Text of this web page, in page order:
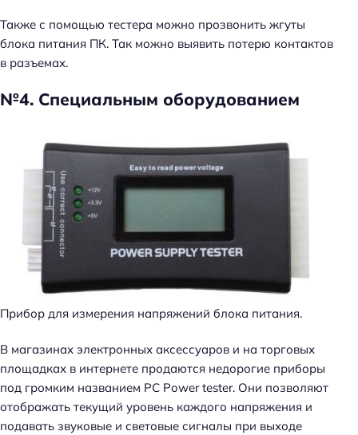
Также с помощью тестера можно прозвонить жгуты
блока питания ПК. Так можно выявить потерю контактов
в разъемах.
№4. Специальным оборудованием
Прибор для измерения напряжений блока питания.
В магазинах электронных аксессуаров и на торговых
площадках в интернете продаются недорогие приборы
под громким названием PC Power tester. Они позволяют
отображать текущий уровень каждого напряжения и
подавать звуковые и световые сигналы при выходе